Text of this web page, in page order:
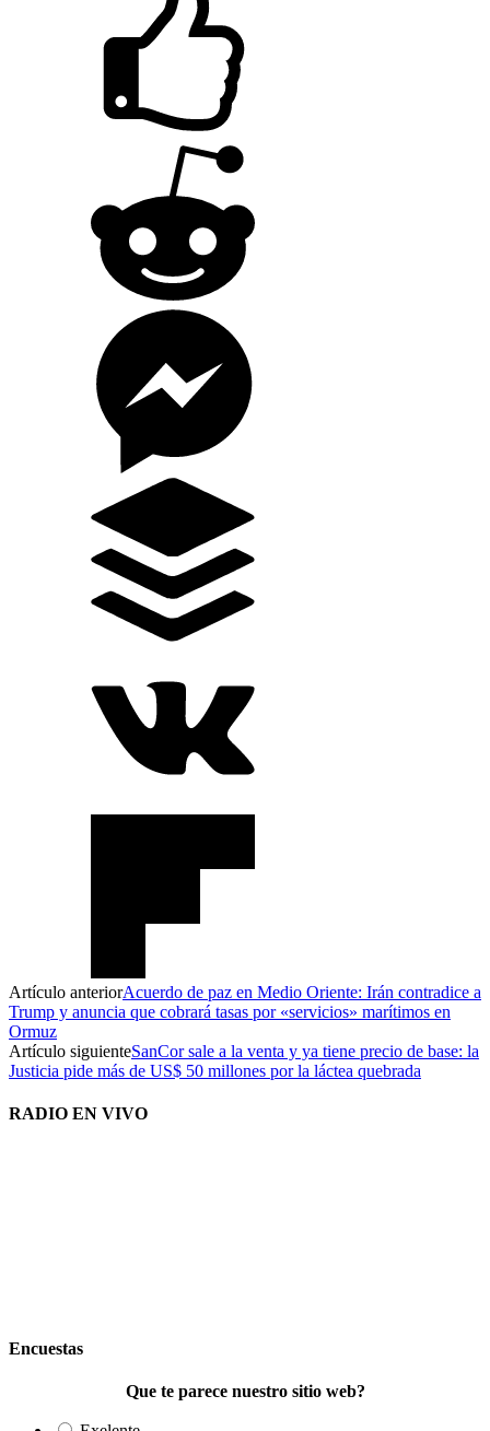
Artículo anteriorAcuerdo de paz en Medio Oriente: Irán contradice a
Trump y anuncia que cobrará tasas por «servicios» marítimos en
Ormuz
Artículo siguienteSanCor sale a la venta y ya tiene precio de base: la
Justicia pide más de US$ 50 millones por la láctea quebrada
RADIO EN VIVO
Encuestas
Que te parece nuestro sitio web?